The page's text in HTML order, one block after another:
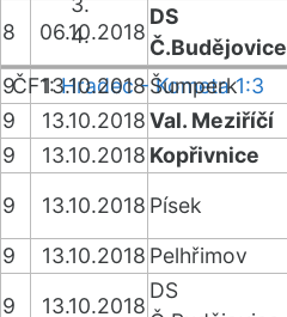
ČF1:Hradec - Kometa 1:3
8
06.10.2018
DS
Č.Budějovice
9 13.10.2018Šumperk
9
13.10.2018Val. Meziříčí
9
13.10.2018 Kopřivnice
9
13.10.2018 Písek
9
13.10.2018 Pelhřimov
9
13.10.2018
DS